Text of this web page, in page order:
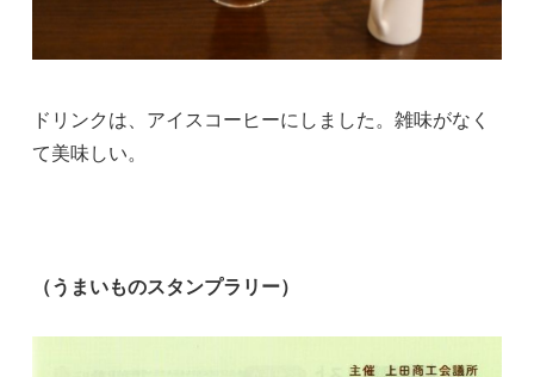
ドリンクは、アイスコーヒーにしました。雑味がなく
て美味しい。
（うまいものスタンプラリー）